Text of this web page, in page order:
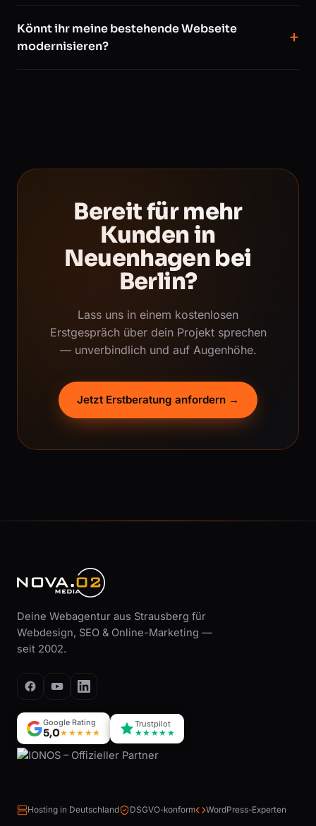
Könnt ihr meine bestehende Webseite
modernisieren?
Bereit für mehr
Kunden in
Neuenhagen bei
Berlin?
Lass uns in einem kostenlosen
Erstgespräch über dein Projekt sprechen
— unverbindlich und auf Augenhöhe.
Jetzt Erstberatung anfordern →
Deine Webagentur aus Strausberg für
Webdesign, SEO & Online-Marketing —
seit 2002.
Google Rating
5,0★★★★★
Trustpilot
★★★★★
Hosting in Deutschland DSGVO-konform WordPress-Experten